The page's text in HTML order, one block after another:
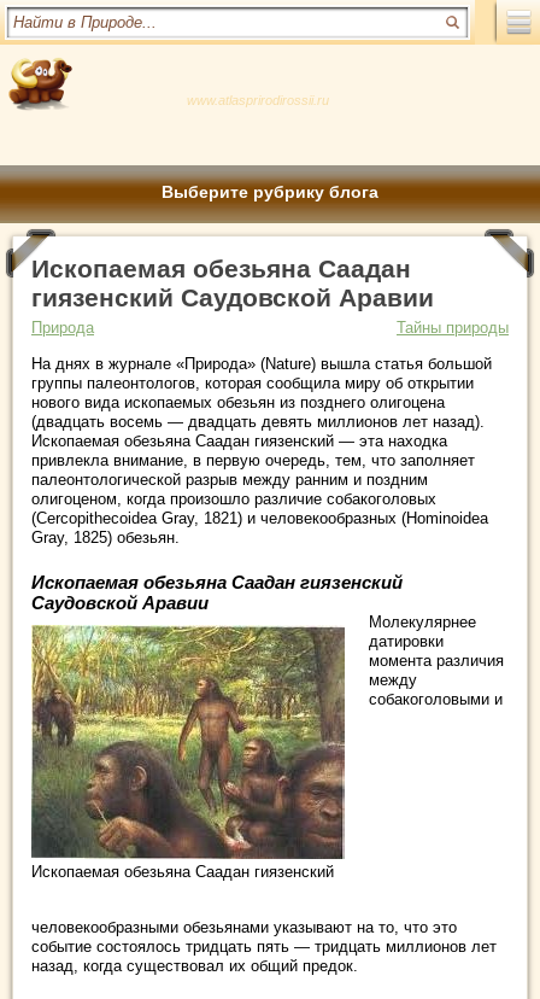
www.atlasprirodirossii.ru
Выберите рубрику блога
Ископаемая обезьяна Саадан
гиязенский Саудовской Аравии
Природа
Тайны природы
На днях в журнале «Природа» (Nature) вышла статья большой
группы палеонтологов, которая сообщила миру об открытии
нового вида ископаемых обезьян из позднего олигоцена
(двадцать восемь — двадцать девять миллионов лет назад).
Ископаемая обезьяна Саадан гиязенский — эта находка
привлекла внимание, в первую очередь, тем, что заполняет
палеонтологической разрыв между ранним и поздним
олигоценом, когда произошло различие собакоголовых
(Cercopithecoidea Gray, 1821) и человекообразных (Hominoidea
Gray, 1825) обезьян.
Ископаемая обезьяна Саадан гиязенский
Саудовской Аравии
Ископаемая обезьяна Саадан гиязенский
Молекулярнее
датировки
момента различия
между
собакоголовыми и
человекообразными обезьянами указывают на то, что это
событие состоялось тридцать пять — тридцать миллионов лет
назад, когда существовал их общий предок.